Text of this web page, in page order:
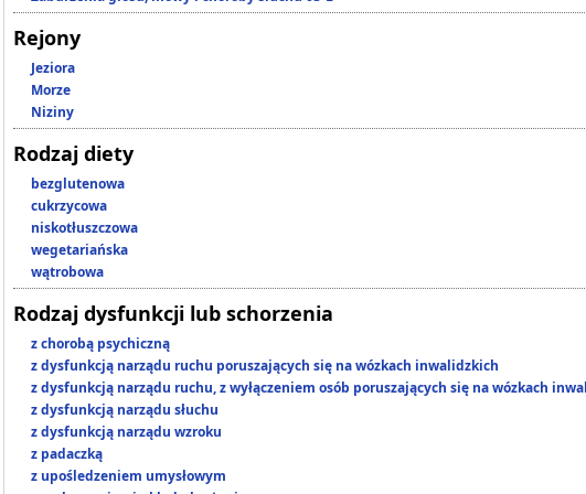
Rejony
Jeziora
Morze
Niziny
Rodzaj diety
bezglutenowa
cukrzycowa
niskotłuszczowa
wegetariańska
wątrobowa
Rodzaj dysfunkcji lub schorzenia
z chorobą psychiczną
z dysfunkcją narządu ruchu poruszających się na wózkach inwalidzkich
z dysfunkcją narządu ruchu, z wyłączeniem osób poruszających się na wózkach
z dysfunkcją narządu słuchu
z dysfunkcją narządu wzroku
z padaczką
z upośledzeniem umysłowym